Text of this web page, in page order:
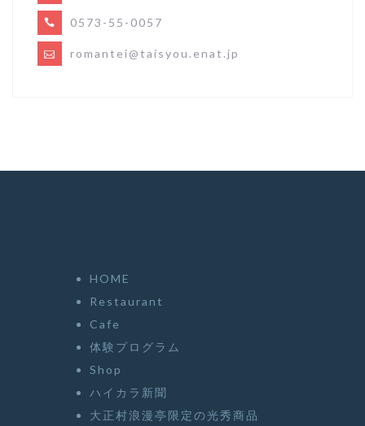
0573-55-0057
romantei@taisyou.enat.jp
HOME
Restaurant
Cafe
体験プログラム
Shop
ハイカラ新聞
大正村浪漫亭限定の光秀商品